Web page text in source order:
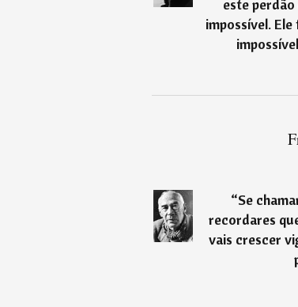
este
impossível.
“Se
recordares
vais crescer